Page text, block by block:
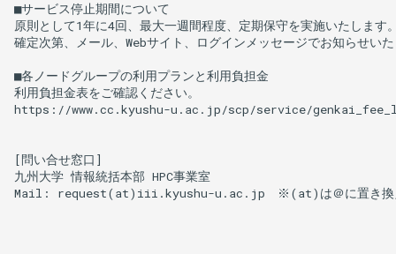
■サービス停止期間について
原則として1年に4回、最大一週間程度、定期保守を実施いたします
確定次第、メール、Webサイト、ログインメッセージでお知らせい
■各ノードグループの利用プランと利用負担金
利用負担金表をご確認ください。
https://www.cc.kyushu-u.ac.jp/scp/service/
[問い合せ窓口]
九州大学 情報統括本部 HPC事業室
Mail: request(at)iii.kyushu-u.ac.jp　※(at)は＠に置き換